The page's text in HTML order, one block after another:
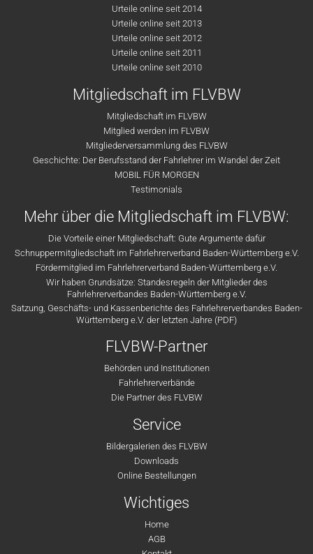
Urteile online seit 2014
Urteile online seit 2013
Urteile online seit 2012
Urteile online seit 2011
Urteile online seit 2010
Mitgliedschaft im FLVBW
Mitgliedschaft im FLVBW
Mitglied werden im FLVBW
Mitgliederversammlung des FLVBW
Geschichte: Der Berufsstand der Fahrlehrer im Wandel der Zeit
MOBIL FÜR MORGEN
Testimonials
Mehr über die Mitgliedschaft im FLVBW:
Die Vorteile einer Mitgliedschaft: Gute Argumente dafür
Schnuppermitgliedschaft im Fahrlehrerverband Baden-Württemberg e.V.
Fördermitglied im Fahrlehrerverband Baden-Württemberg e.V.
Wir haben Grundsätze: Standesregeln der Mitglieder des
Fahrlehrerverbandes Baden-Württemberg e.V.
Satzung, Geschäfts- und Kassenberichte des Fahrlehrerverbandes Baden-
Württemberg e.V. der letzten Jahre (PDF)
FLVBW-Partner
Behörden und Institutionen
Fahrlehrerverbände
Die Partner des FLVBW
Service
Bildergalerien des FLVBW
Downloads
Online Bestellungen
Wichtiges
Home
AGB